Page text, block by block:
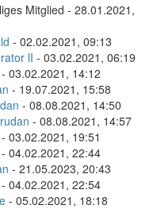
Mitglied - 28.01.2021,
- 02.02.2021, 09:13
lI - 03.02.2021, 06:19
- 03.02.2021, 14:12
- 19.07.2021, 15:58
- 08.08.2021, 14:50
- 08.08.2021, 14:57
- 03.02.2021, 19:51
- 04.02.2021, 22:44
- 21.05.2023, 20:43
- 04.02.2021, 22:54
- 05.02.2021, 18:18